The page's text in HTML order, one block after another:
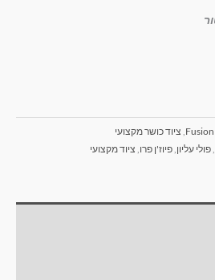
, ציוד כושר מקצועי
,פולי עליון,פיוז'ן פרו, ציוד מקצועי